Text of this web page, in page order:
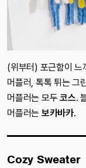
(위부터) 포근함이 느
머플러, 톡톡 튀는 그
머플러는 모두 코스.
머플러는 보카바카.
Cozy Sweater